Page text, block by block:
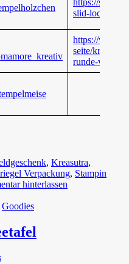
https://
slid-lock-card/
https://
seite/
runde-
, Kreasutra,
Verpackung, Stampin
hinterlassen
Goodies